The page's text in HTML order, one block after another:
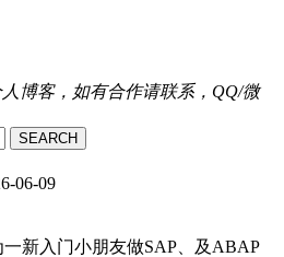
人博客，如有合作请联系，QQ/微
SEARCH
06-09
新入门小朋友做SAP、及ABAP